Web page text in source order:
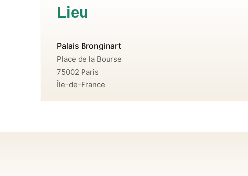
Lieu
Palais Bronginart
Place de la Bourse
75002 Paris
Île-de-France